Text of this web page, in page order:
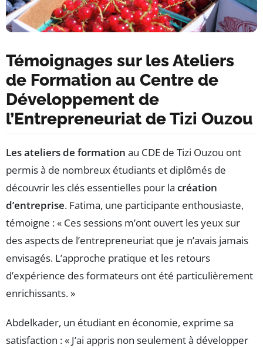
Témoignages sur les Ateliers
de Formation au Centre de
Développement de
l’Entrepreneuriat de Tizi Ouzou
Les ateliers de formation au CDE de Tizi Ouzou ont
permis à de nombreux étudiants et diplômés de
découvrir les clés essentielles pour la création
d’entreprise. Fatima, une participante enthousiaste,
témoigne : « Ces sessions m’ont ouvert les yeux sur
des aspects de l’entrepreneuriat que je n’avais jamais
envisagés. L’approche pratique et les retours
d’expérience des formateurs ont été particulièrement
enrichissants. »
Abdelkader, un étudiant en économie, exprime sa
satisfaction : « J’ai appris non seulement à développer